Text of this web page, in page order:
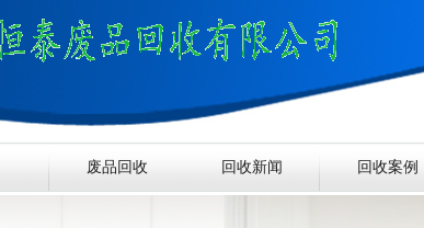
废品回收 回收新闻 回收案例